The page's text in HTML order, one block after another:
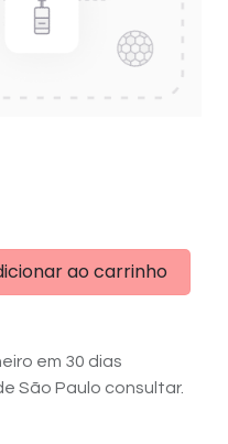
ao carrinho
em 30 dias
São Paulo consultar.